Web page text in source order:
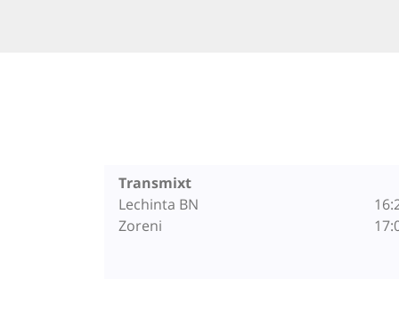
Transmixt
Lechinta BN
Zoreni